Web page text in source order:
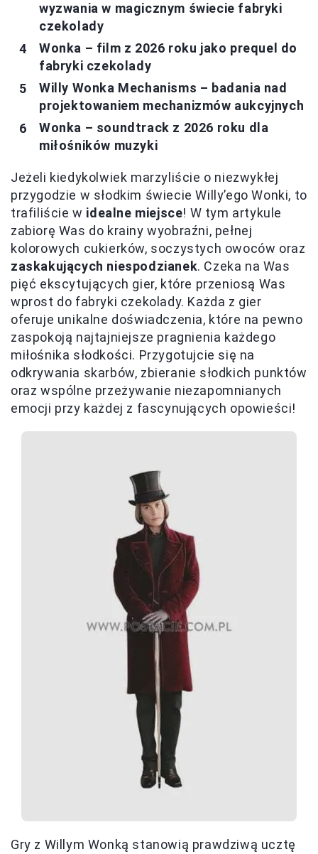
wyzwania w magicznym świecie fabryki
czekolady
Wonka – film z 2026 roku jako prequel do
fabryki czekolady
Willy Wonka Mechanisms – badania nad
projektowaniem mechanizmów aukcyjnych
Wonka – soundtrack z 2026 roku dla
miłośników muzyki
Jeżeli kiedykolwiek marzyliście o niezwykłej
przygodzie w słodkim świecie Willy’ego Wonki, to
trafiliście w idealne miejsce! W tym artykule
zabiorę Was do krainy wyobraźni, pełnej
kolorowych cukierków, soczystych owoców oraz
zaskakujących niespodzianek. Czeka na Was
pięć ekscytujących gier, które przeniosą Was
wprost do fabryki czekolady. Każda z gier
oferuje unikalne doświadczenia, które na pewno
zaspokoją najtajniejsze pragnienia każdego
miłośnika słodkości. Przygotujcie się na
odkrywania skarbów, zbieranie słodkich punktów
oraz wspólne przeżywanie niezapomnianych
emocji przy każdej z fascynujących opowieści!
Gry z Willym Wonką stanowią prawdziwą ucztę